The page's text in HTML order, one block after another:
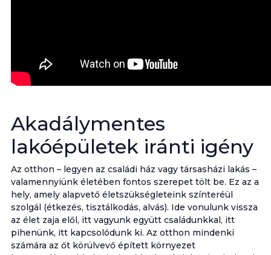
Akadálymentes
lakóépületek iránti igény
Az otthon – legyen az családi ház vagy társasházi lakás –
valamennyiünk életében fontos szerepet tölt be. Ez az a
hely, amely alapvető életszükségleteink színteréül
szolgál (étkezés, tisztálkodás, alvás). Ide vonulunk vissza
az élet zaja elől, itt vagyunk együtt családunkkal, itt
pihenünk, itt kapcsolódunk ki. Az otthon mindenki
számára az őt körülvevő épített környezet